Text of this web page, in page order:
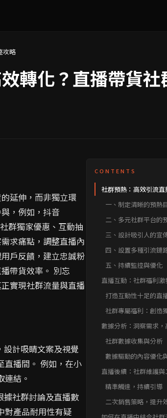
攻略
轉化？直播帶貨社
延伸，而非獨立環
，例如，抖音
群獨家優惠、互動抽
求痛點，調整直播內
戶反饋，建立忠誠粉
帶貨效率。 別忘
實現社群流量與直播
計吸睛文案及視覺
直播間。 例如，在小
結。
據社群討論及直播數
對產品耐用性有疑
CONTENTS
社群預熱：高效引流直
一、制定清晰的預熱
二、多元社群平台的
三、設計吸引人的宣
四、設置多種引流鏈
五、持續監控與優化
直播互動：社群福利激
打造互動性十足的直
社群專屬福利：創造
數據分析：洞察需求
社群數據收集與分析
數據驅動的內容優化
直播後續：社群維護與
精準觸達，持續引導
二次銷售策略，提升